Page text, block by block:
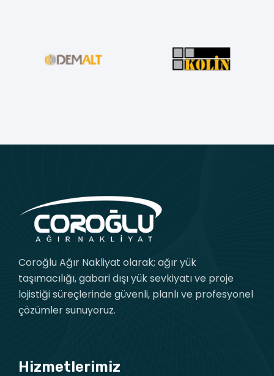
Coroğlu Ağır Nakliyat olarak; ağır yük
taşımacılığı, gabari dışı yük sevkiyatı ve proje
lojistiği süreçlerinde güvenli, planlı ve profesyonel
çözümler sunuyoruz.
Hizmetlerimiz